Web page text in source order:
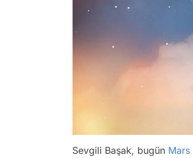
Sevgili Başak, bugün Mars